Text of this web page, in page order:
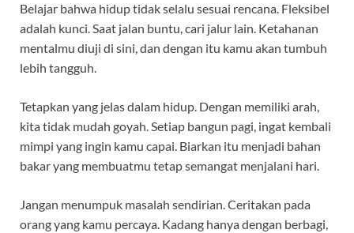
Belajar bahwa hidup tidak selalu sesuai rencana. Fleksibel
adalah kunci. Saat jalan buntu, cari jalur lain. Ketahanan
mentalmu diuji di sini, dan dengan itu kamu akan tumbuh
lebih tangguh.
Tetapkan yang jelas dalam hidup. Dengan memiliki arah,
kita tidak mudah goyah. Setiap bangun pagi, ingat kembali
mimpi yang ingin kamu capai. Biarkan itu menjadi bahan
bakar yang membuatmu tetap semangat menjalani hari.
Jangan menumpuk masalah sendirian. Ceritakan pada
orang yang kamu percaya. Kadang hanya dengan berbagi,